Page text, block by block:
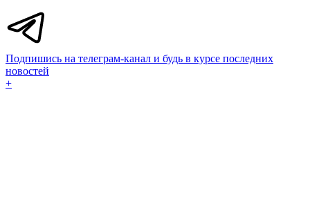
Подпишись на телеграм-канал и будь в курсе последних
новостей
+